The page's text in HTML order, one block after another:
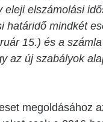
elszámolási
határidő mindkét
15.) és a
az új szabályok
megoldásához